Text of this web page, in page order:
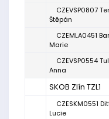
CZEVSP0807
Štěpán
CZEMLA0451
Marie
CZEVSP0554
Anna
SKOB Zlín TZL1
CZESKM0551
Lucie